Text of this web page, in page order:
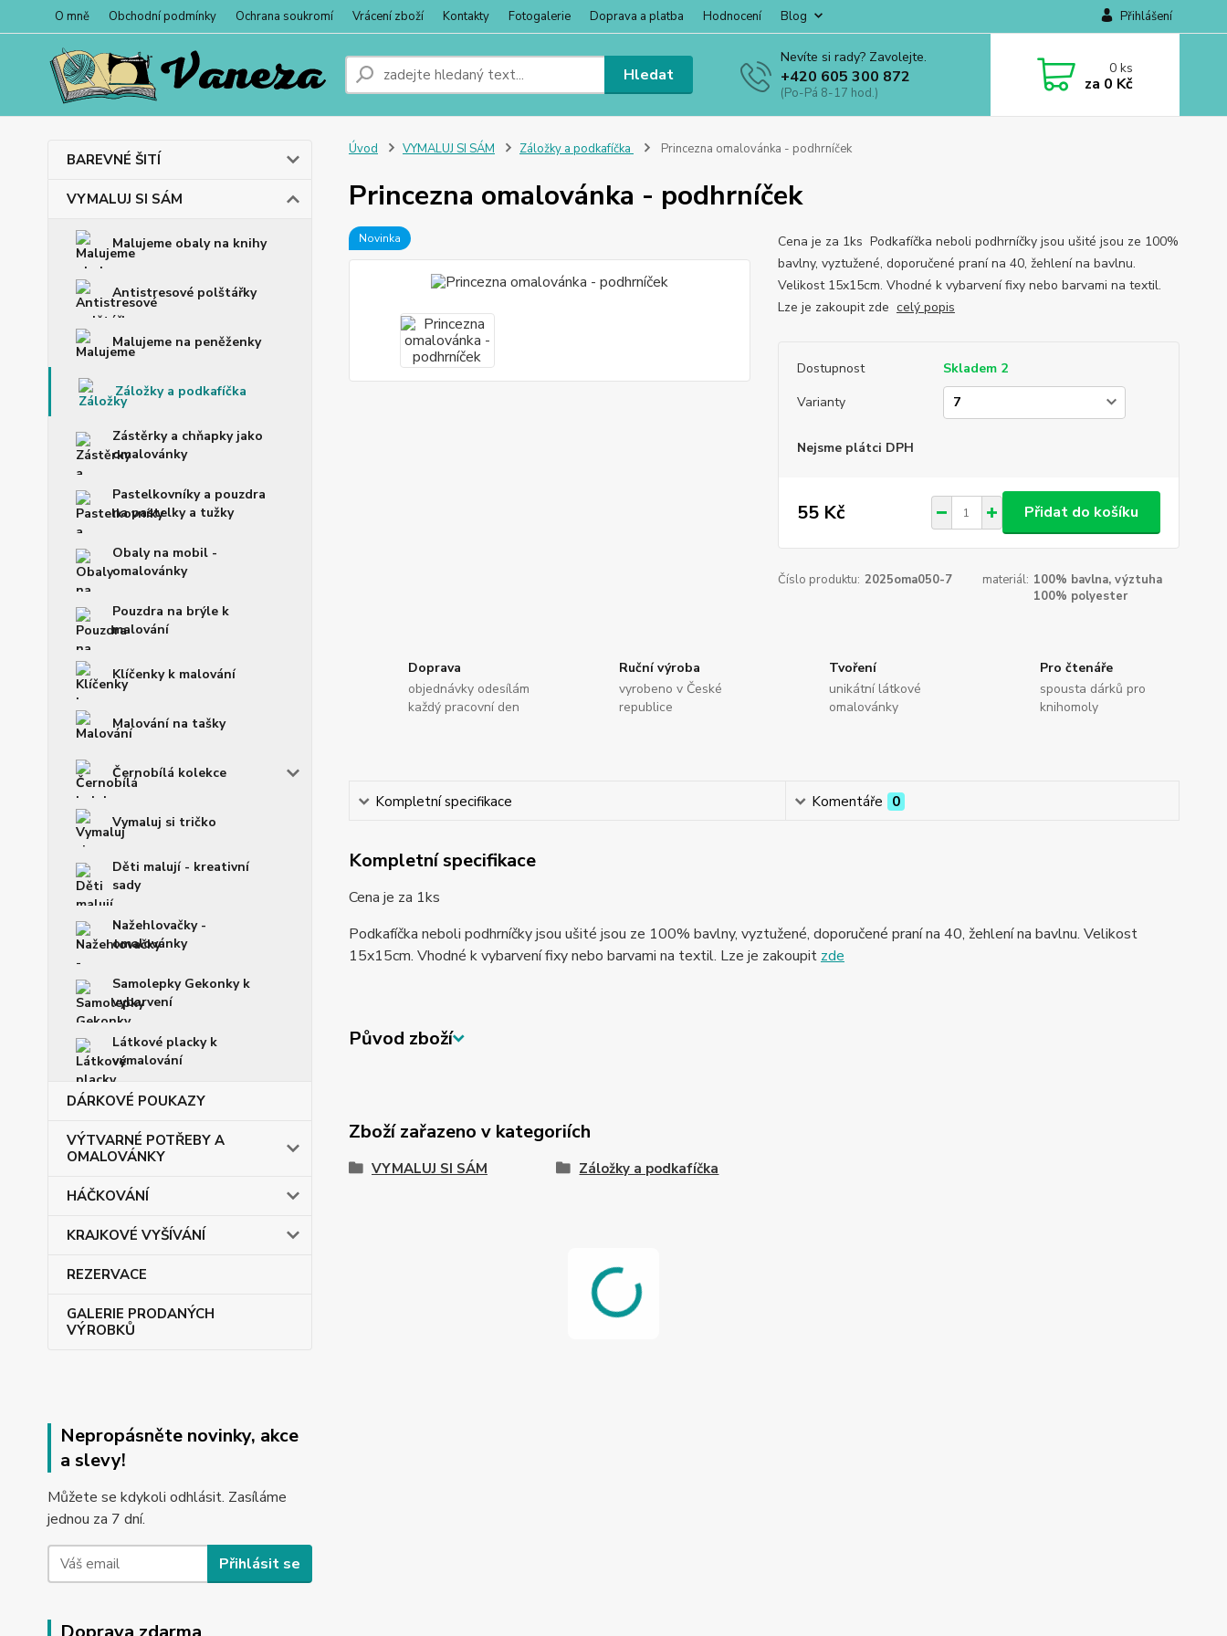
O mně Obchodní podmínky Ochrana soukromí Vrácení zboží Kontakty Fotogalerie Doprava a platba Hodnocení Blog Přihlášení
Hledat
Nevíte si rady? Zavolejte.
+420 605 300 872
(Po-Pá 8-17 hod.)
0ks
za 0 Kč
BAREVNÉ ŠITÍ
VYMALUJ SI SÁM
Malujeme obaly na knihy
Antistresové polštářky
Malujeme na peněženky
Záložky a podkafíčka
Zástěrky a chňapky jako
omalovánky
Pastelkovníky a pouzdra
na pastelky a tužky
Obaly na mobil -
omalovánky
Pouzdra na brýle k
malování
Klíčenky k malování
Malování na tašky
Černobílá kolekce
Vymaluj si tričko
Děti malují - kreativní
sady
Nažehlovačky -
omalovánky
Samolepky Gekonky k
vybarvení
Látkové placky k
vymalování
DÁRKOVÉ POUKAZY
VÝTVARNÉ POTŘEBY A
OMALOVÁNKY
HÁČKOVÁNÍ
KRAJKOVÉ VYŠÍVÁNÍ
REZERVACE
GALERIE PRODANÝCH
VÝROBKŮ
Nepropásněte novinky, akce
a slevy!
Můžete se kdykoli odhlásit. Zasíláme
jednou za 7 dní.
Přihlásit se
Úvod VYMALUJ SI SÁM Záložky a podkafíčka Princezna omalovánka - podhrníček
Princezna omalovánka - podhrníček
Novinka
Cena je za 1ks Podkafíčka neboli podhrníčky jsou ušité jsou ze 100%
bavlny, vyztužené, doporučené praní na 40, žehlení na bavlnu.
Velikost 15x15cm. Vhodné k vybarvení fixy nebo barvami na textil.
Lze je zakoupit zde celý popis
Dostupnost
Skladem 2
Varianty
Nejsme plátci DPH
55 Kč Přidat do košíku
Číslo produktu: 2025oma050-7 materiál: 100% bavlna, výztuha
100% polyester
Doprava
objednávky odesílám
každý pracovní den
Ruční výroba
vyrobeno v České
republice
Tvoření
unikátní látkové
omalovánky
Pro čtenáře
spousta dárků pro
knihomoly
Kompletní specifikace Komentáře 0
Kompletní specifikace
Cena je za 1ks
Podkafíčka neboli podhrníčky jsou ušité jsou ze 100% bavlny, vyztužené, doporučené praní na 40, žehlení na bavlnu. Velikost
15x15cm. Vhodné k vybarvení fixy nebo barvami na textil. Lze je zakoupit zde
Původ zboží
Zboží zařazeno v kategoriích
VYMALUJ SI SÁM Záložky a podkafíčka